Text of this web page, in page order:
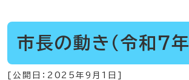
市長の動き（令和7
[公開日： 2025年9月1日